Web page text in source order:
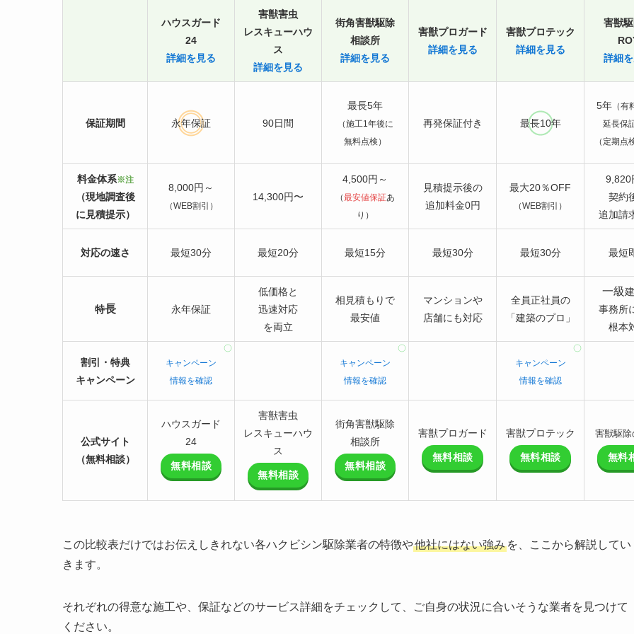
ハウスガード
24
詳細を見る
害獣害虫
レスキューハウ
ス
詳細を見る
街角害獣駆除
相談所
詳細を見る
害獣プロガード
詳細を見る
害獣プロテック
詳細を見る
害獣駆
詳細を
保証期間 永年保証 90日間
最長5年
（施工1年後に
無料点検）
再発保証付き 最長10年
5年 （有
延長保
（定期点
料金体系※注
（現地調査後
に見積提示）
8,000円～
（WEB割引）
14,300円〜
4,500円～
（最安値保証あ
り）
見積提示後の
追加料金0円
最大20％OFF
（WEB割引）
9,820
契約
追加請
対応の速さ 最短30分 最短20分 最短15分 最短30分 最短30分 最短
特長 永年保証
低価格と
迅速対応
を両立
相見積もりで
最安値
マンションや
店舗にも対応
全員正社員の
「建築のプロ」
一級
事務所
根本
割引・特典
キャンペーン
キャンペーン
情報を確認
キャンペーン
情報を確認
キャンペーン
情報を確認
公式サイト
（無料相談）
ハウスガード
24
無料相談
害獣害虫
レスキューハウ
ス
無料相談
街角害獣駆除
相談所
無料相談
害獣プロガード
無料相談
害獣プロテック
無料相談
害獣駆除
無料
この比較表だけではお伝えしきれない各ハクビシン駆除業者の特徴や他社にはない強み を、ここから解説してい
きます。
それぞれの得意な施工や、保証などのサービス詳細をチェックして、ご自身の状況に合いそうな業者を見つけて
ください。